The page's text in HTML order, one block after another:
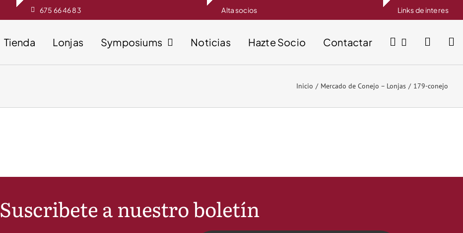
675 66 46 83 Alta socios Links de interes
Tienda Lonjas Symposiums Noticias Hazte Socio Contactar
Inicio Mercado de Conejo – Lonjas 179-conejo
Suscribete a nuestro boletín